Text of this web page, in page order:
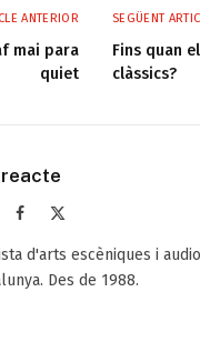
ANTERIOR
mai para
quiet
SEGÜENT
Fins quan
clàssics?
Facebook
d'arts escèniques i
Des de 1988.